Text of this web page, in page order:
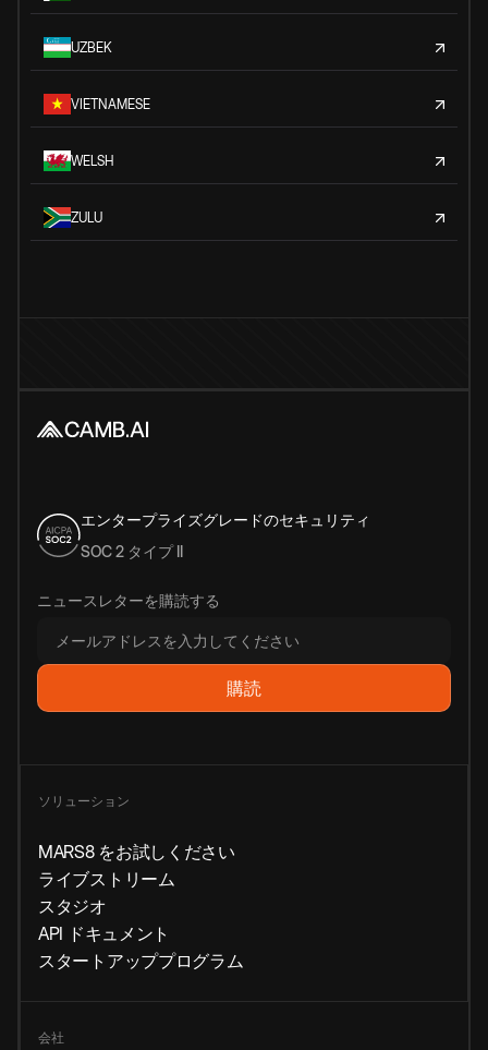
UZBEK
VIETNAMESE
WELSH
ZULU
エンタープライズグレードのセキュリティ
SOC 2 タイプ II
ニュースレターを購読する
ソリューション
MARS8 をお試しください
ライブストリーム
スタジオ
API ドキュメント
スタートアッププログラム
会社